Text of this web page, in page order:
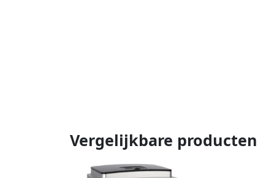
Vergelijkbare producten